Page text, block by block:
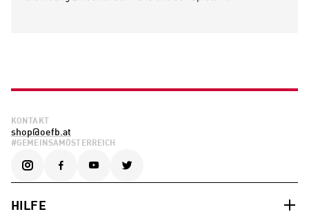
KONTAKT
shop@oefb.at
#GEMEINSAMÖSTERREICH
HILFE